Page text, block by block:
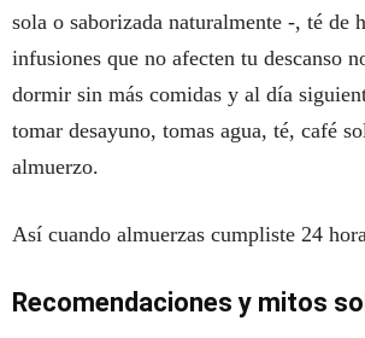
sola o saborizada naturalmente -, té de
infusiones que no afecten tu descanso
dormir sin más comidas y al día
tomar desayuno, tomas agua, té, café
almuerzo.
Así cuando almuerzas cumpliste 24
Recomendaciones y mitos